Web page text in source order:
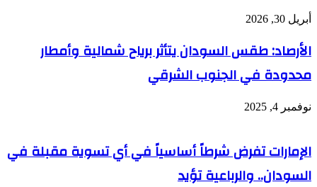
أبريل 30, 2026
الأرصاد: طقس السودان يتأثر برياح شمالية وأمطار
محدودة في الجنوب الشرقي
نوفمبر 4, 2025
الإمارات تفرض شرطاً أساسياً في أي تسوية مقبلة في
السودان.. والرباعية تؤيد